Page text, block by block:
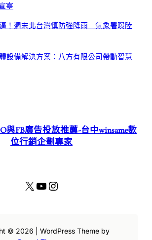
寧
！週末北台灣慎防強降雨 氣象署曝陸
設備解決方案：八方有限公司帶動智慧
與FB廣告投放推薦-台中winsame數
位行銷企劃專家
X YouTube Instagram
© 2026 | WordPress Theme by